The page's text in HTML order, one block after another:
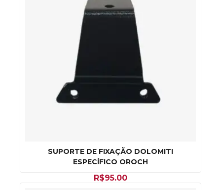
SUPORTE DE FIXAÇÃO DOLOMITI
ESPECÍFICO OROCH
R$95.00